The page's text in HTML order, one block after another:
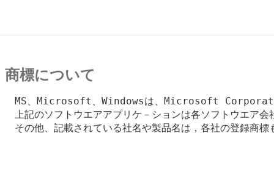
商標について
MS、Microsoft、Windowsは、Microsoft
上記のソフトウエアアプリケ－ションは各ソフトウエア会
その他、記載されている社名や製品名は，各社の登録商標